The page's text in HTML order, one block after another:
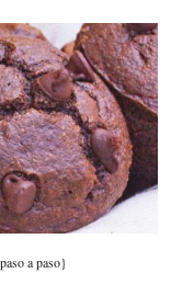
a paso}